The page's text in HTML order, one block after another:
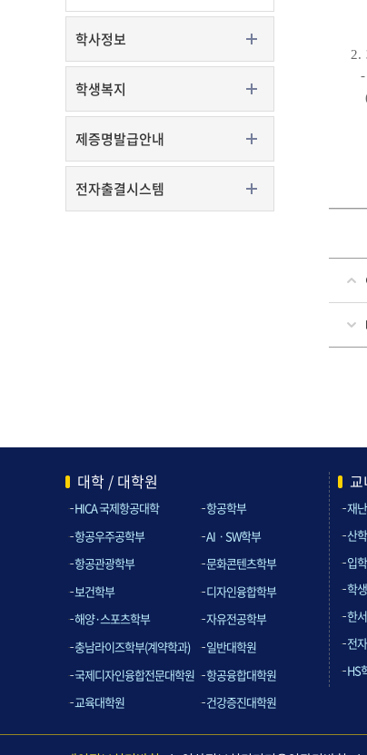
학사정보
학생복지
제증명발급안내
전자출결시스템
2.
-
대학 / 대학원
HICA 국제항공대학
항공학부
항공우주공학부
AIㆍSW학부
항공관광학부
문화콘텐츠학부
보건학부
디자인융합학부
해양·스포츠학부
자유전공학부
충남라이즈학부(계약학과)
일반대학원
국제디자인융합전문대학원
항공융합대학원
교육대학원
건강증진대학원
재
산
입
학
한
전
HS